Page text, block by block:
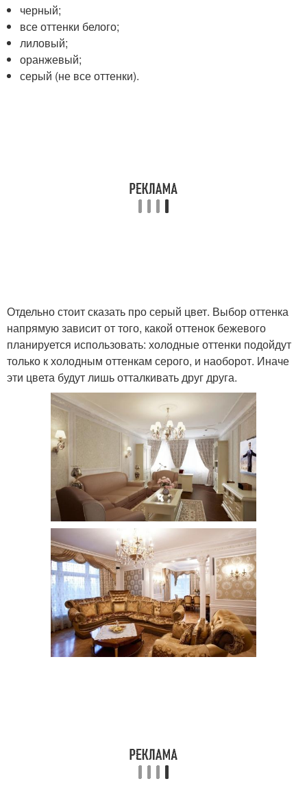
черный;
все оттенки белого;
лиловый;
оранжевый;
серый (не все оттенки).
Отдельно стоит сказать про серый цвет. Выбор оттенка
напрямую зависит от того, какой оттенок бежевого
планируется использовать: холодные оттенки подойдут
только к холодным оттенкам серого, и наоборот. Иначе
эти цвета будут лишь отталкивать друг друга.